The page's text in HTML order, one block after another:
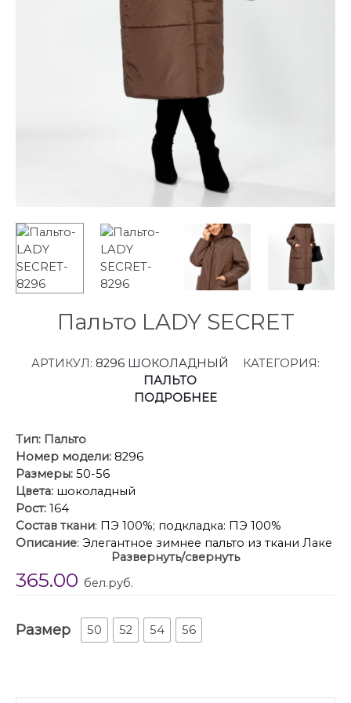
Пальто LADY SECRET
АРТИКУЛ: 8296 ШОКОЛАДНЫЙ
КАТЕГОРИЯ:
ПАЛЬТО
ПОДРОБНЕЕ
Тип: Пальто
Номер модели: 8296
Размеры: 50-56
Цвета: шоколадный
Рост: 164
Состав ткани: ПЭ 100%; подкладка: ПЭ 100%
Описание: Элегантное зимнее пальто из ткани Лаке
,с матовым благородным блеском и проверенными
техническими характеристиками, комфортными
утеплитель с высокой теплоизоляцией 200 гр/м
который сохраняет лёгкость и объем не утяжеляя
прямой слегка расслабленный крой глубокий
Развернуть/свернуть
365.00 бел.руб.
Размер 50 52 54 56